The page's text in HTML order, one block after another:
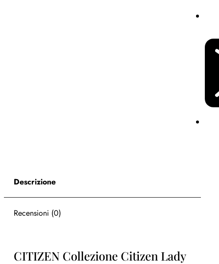
Descrizione
Recensioni (0)
CITIZEN Collezione Citizen Lady